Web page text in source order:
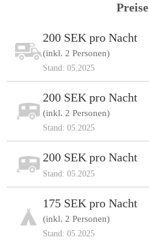
Preise
200 SEK pro Nacht
(inkl. 2 Personen)
Stand: 05.2025
200 SEK pro Nacht
(inkl. 2 Personen)
Stand: 05.2025
200 SEK pro Nacht
Stand: 05.2025
175 SEK pro Nacht
(inkl. 2 Personen)
Stand: 05.2025